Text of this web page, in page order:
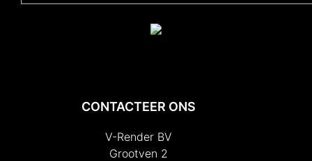
CONTACTEER ONS
V-Render BV
Grootven 2